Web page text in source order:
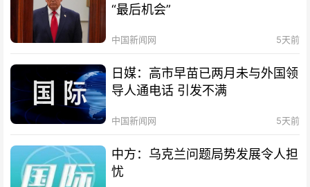
“最后机会”
中国新闻网 5天前
日媒：高市早苗已两月未与外国领
导人通电话 引发不满
中国新闻网 5天前
中方：乌克兰问题局势发展令人担
忧